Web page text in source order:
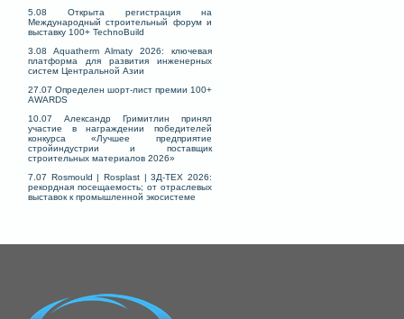
5.08 Открыта регистрация на
Международный строительный форум и
выставку 100+ TechnoBuild
3.08 Aquatherm Almaty 2026: ключевая
платформа для развития инженерных
систем Центральной Азии
27.07 Определен шорт-лист премии 100+
AWARDS
10.07 Александр Гримитлин принял
участие в награждении победителей
конкурса «Лучшее предприятие
стройиндустрии и поставщик
строительных материалов 2026»
7.07 Rosmould | Rosplast | 3Д-ТЕХ 2026:
рекордная посещаемость; от отраслевых
выставок к промышленной экосистеме